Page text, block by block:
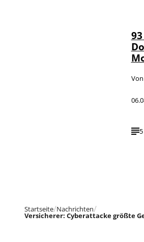
Von
Startseite Nachrichten
Versicherer: Cyberattacke größte